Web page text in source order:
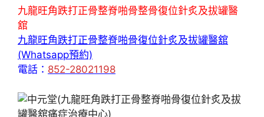
九龍旺角跌打正骨整脊啪骨整骨復位針炙及拔罐醫
舘
九龍旺角跌打正骨整脊啪骨復位針炙及拔罐醫舘
(Whatsapp預約)
電話： 852-28021198